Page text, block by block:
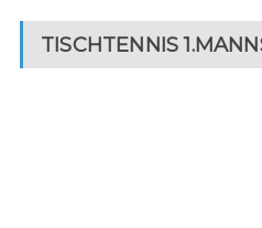
TISCHTENNIS